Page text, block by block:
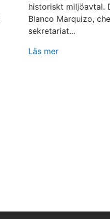
historiskt miljöavtal.
Blanco Marquizo,
sekretariat...
Läs mer